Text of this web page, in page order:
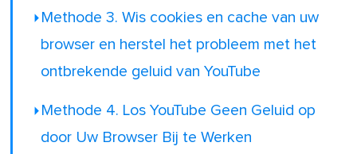
Methode 3. Wis cookies en cache van uw
browser en herstel het probleem met het
ontbrekende geluid van YouTube
Methode 4. Los YouTube Geen Geluid op
door Uw Browser Bij te Werken